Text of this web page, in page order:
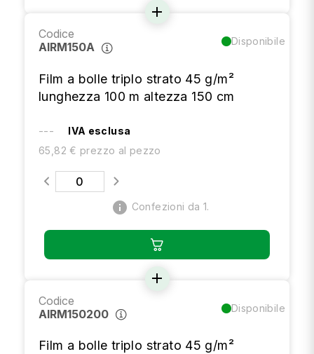
add
Codice
AIRM150A
Disponibile
Film a bolle triplo strato 45 g/m²
lunghezza 100 m altezza 150 cm
---
IVA esclusa
65,82 € prezzo al pezzo
info Confezioni da 1.
add
Codice
AIRM150200
Disponibile
Film a bolle triplo strato 45 g/m²